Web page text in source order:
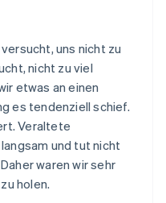
uns nicht zu
nicht zu viel
etwas an einen
es tendenziell schief.
Veraltete
und tut nicht
waren wir sehr
holen.